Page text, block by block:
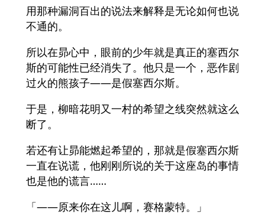
用那种漏洞百出的说法来解释是无论如何也说
不通的。
所以在昴心中，眼前的少年就是真正的塞西尔
斯的可能性已经消失了。他只是一个，恶作剧
过火的熊孩子——是假塞西尔斯。
于是，柳暗花明又一村的希望之线突然就这么
断了。
若还有让昴能燃起希望的，那就是假塞西尔斯
一直在说谎，他刚刚所说的关于这座岛的事情
也是他的谎言……
「——原来你在这儿啊，赛格蒙特。」